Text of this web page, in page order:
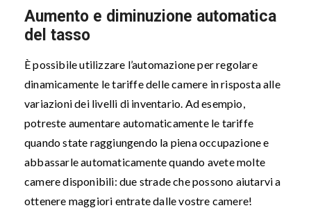
Aumento e diminuzione automatica
del tasso
È possibile utilizzare l’automazione per regolare
dinamicamente le tariffe delle camere in risposta alle
variazioni dei livelli di inventario. Ad esempio,
potreste aumentare automaticamente le tariffe
quando state raggiungendo la piena occupazione e
abbassarle automaticamente quando avete molte
camere disponibili: due strade che possono aiutarvi a
ottenere maggiori entrate dalle vostre camere!